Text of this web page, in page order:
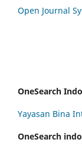
Open Journal
OneSearch
Yayasan Bina
OneSearch